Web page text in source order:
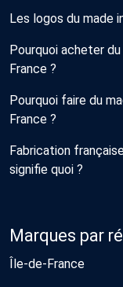
Les logos du made
Pourquoi acheter
France ?
Pourquoi faire du
France ?
Fabrication
signifie quoi ?
Marques par
Île-de-France